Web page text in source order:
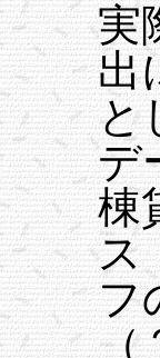
実
出
と
デ
棟
ス
フ
（